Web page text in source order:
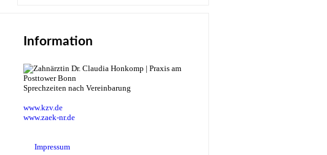
Information
Sprechzeiten nach Vereinbarung
www.kzv.de
www.zaek-nr.de
Impressum